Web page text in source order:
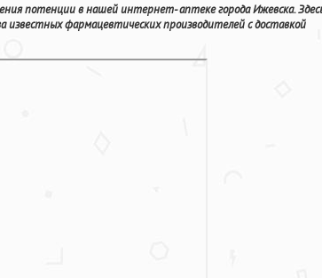
потенции в нашей интернет- аптеке города Ижевска.
фармацевтических производителей с доставкой